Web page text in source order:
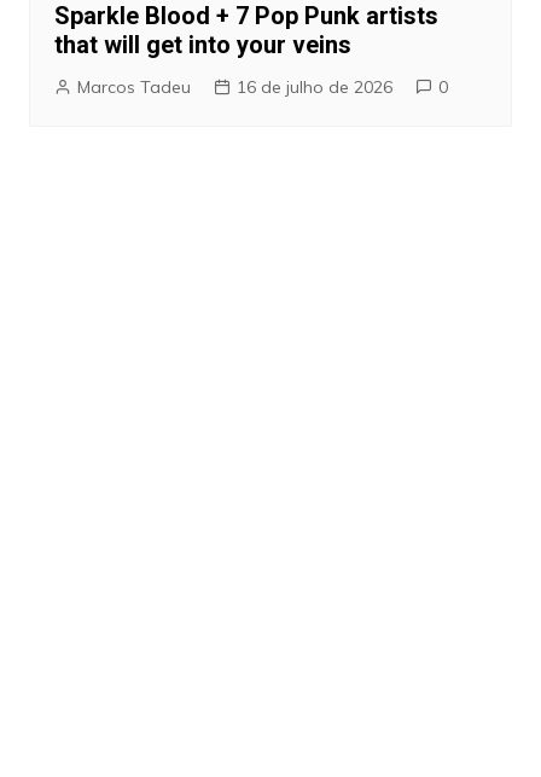
Sparkle Blood + 7 Pop Punk artists
that will get into your veins
Marcos Tadeu 16 de julho de 2026 0